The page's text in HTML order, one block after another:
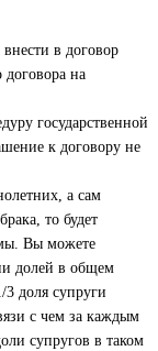
в договор
на
государственной
к договору не
а сам
то будет
Вы можете
долей в общем
доля супруги
с чем за каждым
супругов в таком